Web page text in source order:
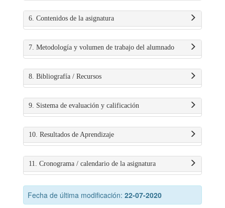
6. Contenidos de la asignatura
7. Metodología y volumen de trabajo del alumnado
8. Bibliografía / Recursos
9. Sistema de evaluación y calificación
10. Resultados de Aprendizaje
11. Cronograma / calendario de la asignatura
Fecha de última modificación: 22-07-2020